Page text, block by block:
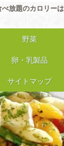
べ放題のカロリー
野菜
卵・乳製品
サイトマップ